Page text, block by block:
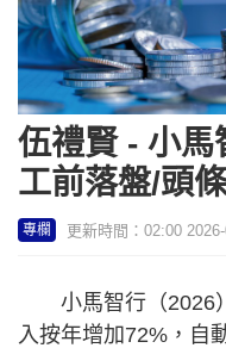
伍禮賢 - 小馬
工前落盤/頭
專欄 更新時間：02:00
小馬智行（2026
入按年增加72%，自